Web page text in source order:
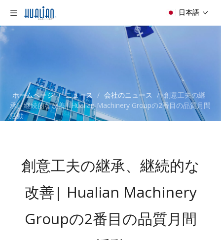
日本語
ホームページ / ニュース / 会社のニュース / 創意工夫の継
承、継続的な改善| Hualian Machinery Groupの2番目の品質月間
活動
創意工夫の継承、継続的な
改善| Hualian Machinery
Groupの2番目の品質月間